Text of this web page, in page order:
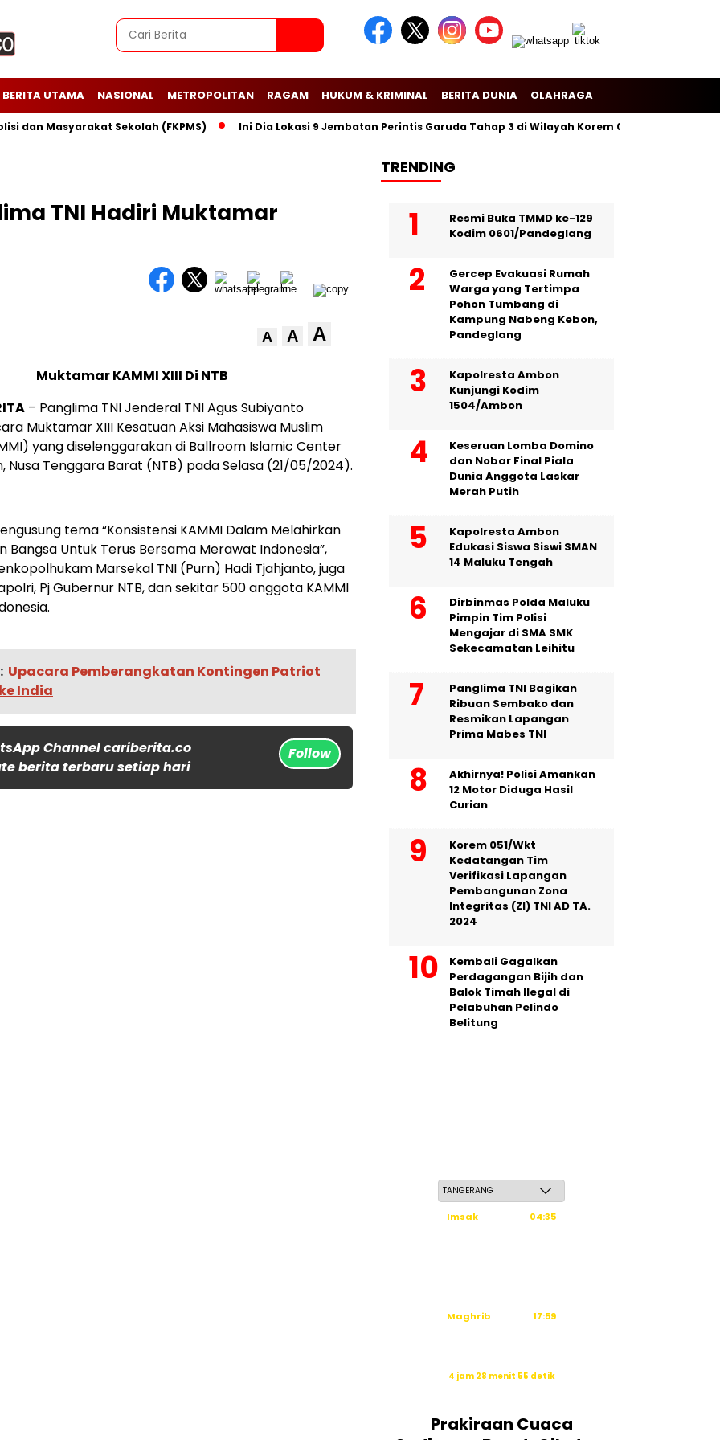
BERITA UTAMA NASIONAL METROPOLITAN RAGAM HUKUM & KRIMINAL BERITA DUNIA OLAHRAGA
Masyarakat Sekolah (FKPMS) Ini Dia Lokasi 9 Jembatan Perintis Garuda Tahap 3 di Wilayah Korem 081/Dsj
TNI Hadiri Muktamar
A A A
Muktamar KAMMI XIII Di NTB
– Panglima TNI Jenderal TNI Agus Subiyanto
Muktamar XIII Kesatuan Aksi Mahasiswa Muslim
yang diselenggarakan di Ballroom Islamic Center
Nusa Tenggara Barat (NTB) pada Selasa (21/05/2024).
tema “Konsistensi KAMMI Dalam Melahirkan
Bangsa Untuk Terus Bersama Merawat Indonesia”,
Marsekal TNI (Purn) Hadi Tjahjanto, juga
Pj Gubernur NTB, dan sekitar 500 anggota KAMMI
Upacara Pemberangkatan Kontingen Patriot
India
Channel cariberita.co
berita terbaru setiap hari
Follow
TRENDING
Resmi Buka TMMD ke-129
Kodim 0601/Pandeglang
Gercep Evakuasi Rumah
Warga yang Tertimpa
Pohon Tumbang di
Kampung Nabeng Kebon,
Pandeglang
Kapolresta Ambon
Kunjungi Kodim
1504/Ambon
Keseruan Lomba Domino
dan Nobar Final Piala
Dunia Anggota Laskar
Merah Putih
Kapolresta Ambon
Edukasi Siswa Siswi SMAN
14 Maluku Tengah
Dirbinmas Polda Maluku
Pimpin Tim Polisi
Mengajar di SMA SMK
Sekecamatan Leihitu
Panglima TNI Bagikan
Ribuan Sembako dan
Resmikan Lapangan
Prima Mabes TNI
Akhirnya! Polisi Amankan
12 Motor Diduga Hasil
Curian
Korem 051/Wkt
Kedatangan Tim
Verifikasi Lapangan
Pembangunan Zona
Integritas (ZI) TNI AD TA.
2024
Kembali Gagalkan
Perdagangan Bijih dan
Balok Timah Ilegal di
Pelabuhan Pelindo
Belitung
Imsak
04:35
Maghrib
17:59
4 jam 28 menit 54 detik
Prakiraan Cuaca